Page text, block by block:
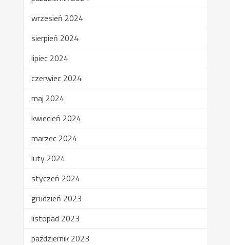
wrzesień 2024
sierpień 2024
lipiec 2024
czerwiec 2024
maj 2024
kwiecień 2024
marzec 2024
luty 2024
styczeń 2024
grudzień 2023
listopad 2023
październik 2023